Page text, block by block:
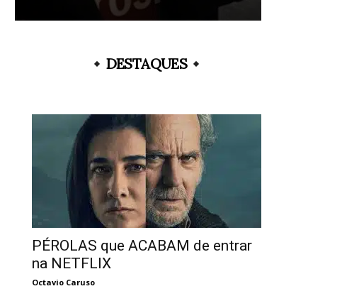
DESTAQUES
PÉROLAS que ACABAM de entrar
na NETFLIX
Octavio Caruso